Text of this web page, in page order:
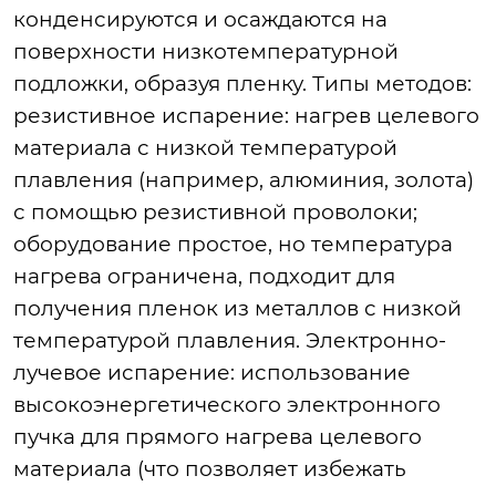
конденсируются и осаждаются на
поверхности низкотемпературной
подложки, образуя пленку. Типы методов:
резистивное испарение: нагрев целевого
материала с низкой температурой
плавления (например, алюминия, золота)
с помощью резистивной проволоки;
оборудование простое, но температура
нагрева ограничена, подходит для
получения пленок из металлов с низкой
температурой плавления. Электронно-
лучевое испарение: использование
высокоэнергетического электронного
пучка для прямого нагрева целевого
материала (что позволяет избежать